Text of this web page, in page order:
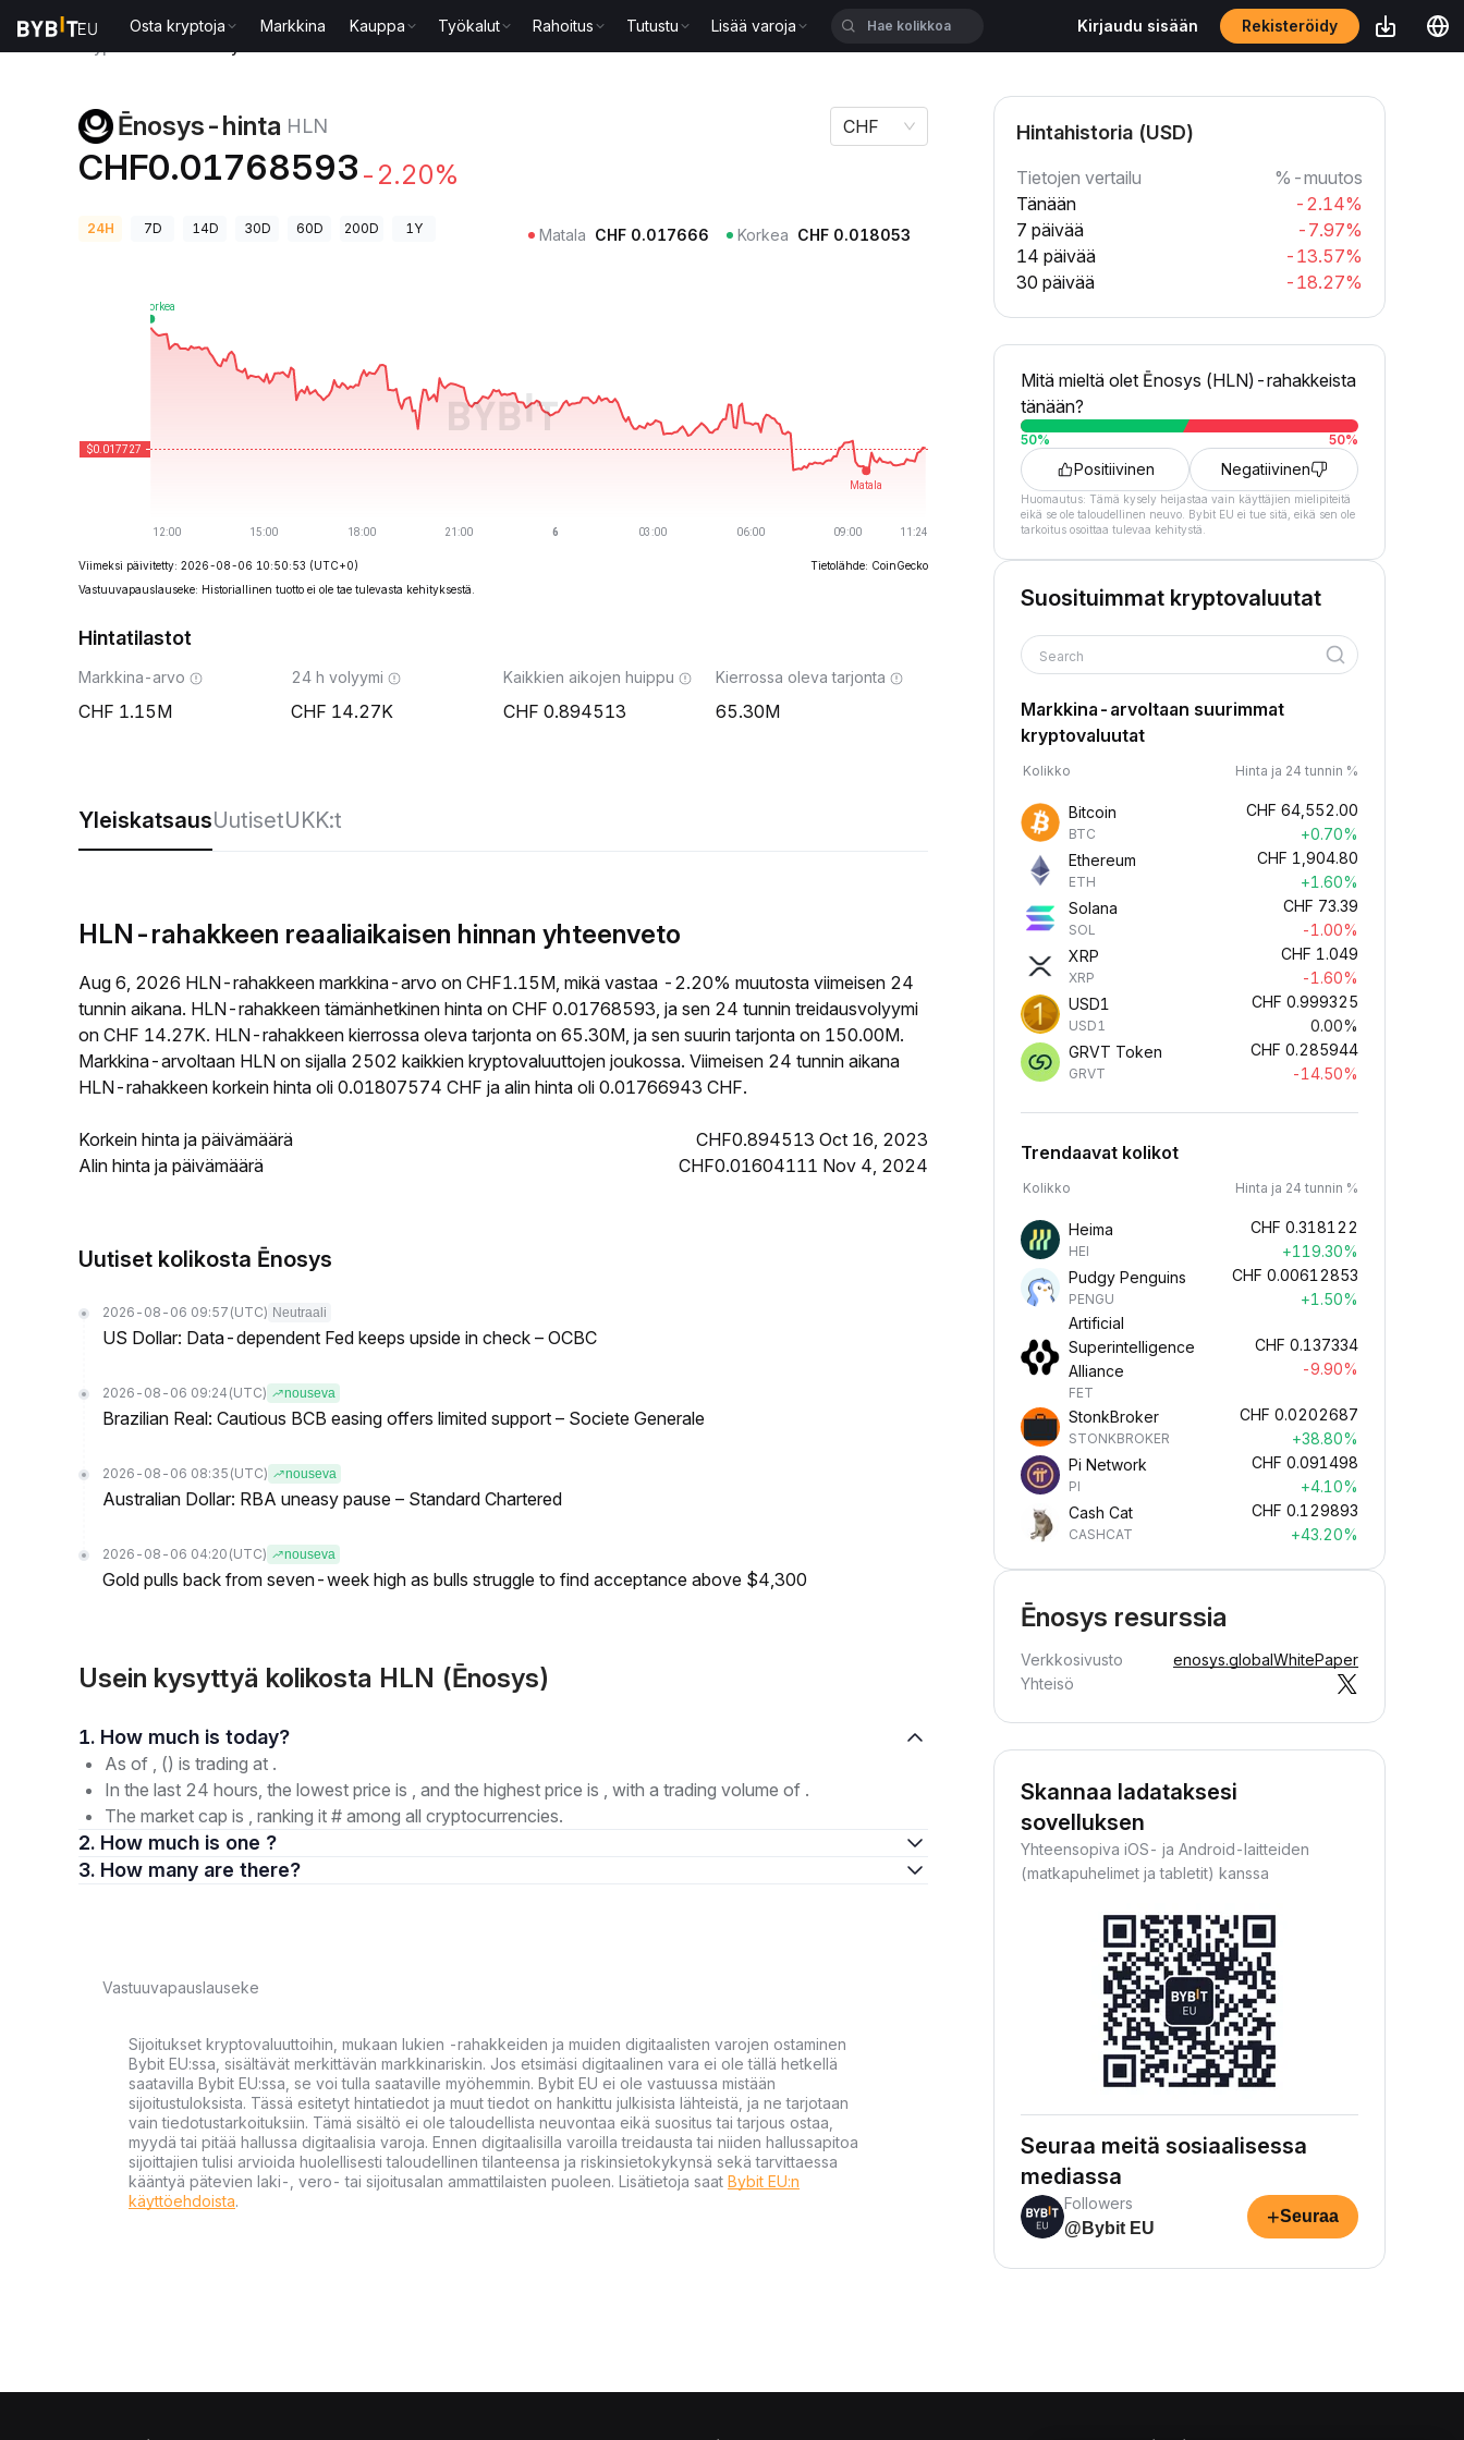
Osta kryptoja Markkina Kauppa Työkalut Rahoitus Tutustu Lisää varoja Kirjaudu sisään Rekisteröidy
Ēnosys-hinta HLN
CHF0.01768593 -2.20%
CHF
24H 7D 14D 30D 60D 200D 1Y Matala CHF 0.017666 Korkea CHF 0.018053
Viimeksi päivitetty: 2026-08-06 10:50:53 (UTC+0)
Tietolähde: CoinGecko
Vastuuvapauslauseke: Historiallinen tuotto ei ole tae tulevasta kehityksestä.
Hintatilastot
Markkina-arvo
1.15M
24 h volyymi
14.27K
Kaikkien aikojen huippu
0.894513
Kierrossa oleva tarjonta
65.30M
YleiskatsausUutisetUKK:t
HLN-rahakkeen reaaliaikaisen hinnan yhteenveto
Aug 6, 2026 HLN-rahakkeen markkina-arvo on CHF1.15M, mikä vastaa -2.20% muutosta viimeisen 24
tunnin aikana. HLN-rahakkeen tämänhetkinen hinta on CHF 0.01768593, ja sen 24 tunnin treidausvolyymi
on CHF 14.27K. HLN-rahakkeen kierrossa oleva tarjonta on 65.30M, ja sen suurin tarjonta on 150.00M.
Markkina-arvoltaan HLN on sijalla 2502 kaikkien kryptovaluuttojen joukossa. Viimeisen 24 tunnin aikana
HLN-rahakkeen korkein hinta oli 0.01807574 CHF ja alin hinta oli 0.01766943 CHF.
Korkein hinta ja päivämäärä
CHF0.894513 Oct 16, 2023
Alin hinta ja päivämäärä
CHF0.01604111 Nov 4, 2024
Uutiset kolikosta Ēnosys
2026-08-06 09:57 (UTC) Neutraali
US Dollar: Data-dependent Fed keeps upside in check – OCBC
2026-08-06 09:24 (UTC) nouseva
Brazilian Real: Cautious BCB easing offers limited support – Societe Generale
2026-08-06 08:35 (UTC) nouseva
Australian Dollar: RBA uneasy pause – Standard Chartered
2026-08-06 04:20 (UTC) nouseva
Gold pulls back from seven-week high as bulls struggle to find acceptance above $4,300
Usein kysyttyä kolikosta HLN (Ēnosys)
1. How much is today?
As of , () is trading at .
In the last 24 hours, the lowest price is , and the highest price is , with a trading volume of .
The market cap is , ranking it # among all cryptocurrencies.
2. How much is one ?
3. How many are there?
Vastuuvapauslauseke
Sijoitukset kryptovaluuttoihin, mukaan lukien -rahakkeiden ja muiden digitaalisten varojen ostaminen
Bybit EU:ssa, sisältävät merkittävän markkinariskin. Jos etsimäsi digitaalinen vara ei ole tällä hetkellä
saatavilla Bybit EU:ssa, se voi tulla saataville myöhemmin. Bybit EU ei ole vastuussa mistään
sijoitustuloksista. Tässä esitetyt hintatiedot ja muut tiedot on hankittu julkisista lähteistä, ja ne tarjotaan
vain tiedotustarkoituksiin. Tämä sisältö ei ole taloudellista neuvontaa eikä suositus tai tarjous ostaa,
myydä tai pitää hallussa digitaalisia varoja. Ennen digitaalisilla varoilla treidausta tai niiden hallussapitoa
sijoittajien tulisi arvioida huolellisesti taloudellinen tilanteensa ja riskinsietokykynsä sekä tarvittaessa
kääntyä pätevien laki-, vero- tai sijoitusalan ammattilaisten puoleen. Lisätietoja saat Bybit EU:n
käyttöehdoista.
Hintahistoria (USD)
Tietojen vertailu
%-muutos
Tänään
-2.14%
7 päivää
-7.97%
14 päivää
-13.57%
30 päivää
-18.27%
Mitä mieltä olet Ēnosys (HLN)-rahakkeista
tänään?
50% 50%
Positiivinen Negatiivinen
Huomautus: Tämä kysely heijastaa vain käyttäjien mielipiteitä
eikä se ole taloudellinen neuvo. Bybit EU ei tue sitä, eikä sen ole
tarkoitus osoittaa tulevaa kehitystä.
Suosituimmat kryptovaluutat
Search
Markkina-arvoltaan suurimmat
kryptovaluutat
Kolikko Hinta ja 24 tunnin %
Bitcoin
BTC
CHF 64,552.00
+0.70%
Ethereum
ETH
CHF 1,904.80
+1.60%
Solana
SOL
CHF 73.39
-1.00%
XRP
XRP
CHF 1.049
-1.60%
USD1
USD1
CHF 0.999325
0.00%
GRVT Token
GRVT
CHF 0.285944
-14.50%
Trendaavat kolikot
Kolikko Hinta ja 24 tunnin %
Heima
HEI
CHF 0.318122
+119.30%
Pudgy Penguins
PENGU
CHF 0.00612853
+1.50%
Artificial
Superintelligence
Alliance
FET
CHF 0.137334
-9.90%
StonkBroker
STONKBROKER
CHF 0.0202687
+38.80%
Pi Network
PI
CHF 0.091498
+4.10%
Cash Cat
CASHCAT
CHF 0.129893
+43.20%
Ēnosys resurssia
Verkkosivusto enosys.globalWhitePaper
Yhteisö
Skannaa ladataksesi
sovelluksen
Yhteensopiva iOS- ja Android-laitteiden
(matkapuhelimet ja tabletit) kanssa
Seuraa meitä sosiaalisessa
mediassa
Followers
@Bybit EU
+Seuraa